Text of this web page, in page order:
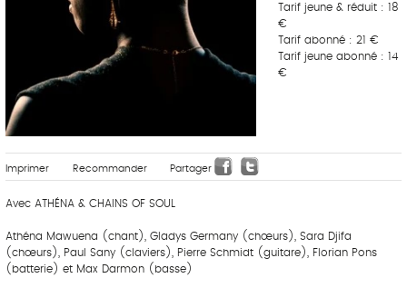
Tarif jeune & réduit : 18
€
Tarif abonné : 21 €
Tarif jeune abonné : 14
€
Imprimer Recommander Partager
Avec ATHÉNA & CHAINS OF SOUL
Athéna Mawuena (chant), Gladys Germany (chœurs), Sara Djifa
(chœurs), Paul Sany (claviers), Pierre Schmidt (guitare), Florian Pons
(batterie) et Max Darmon (basse)